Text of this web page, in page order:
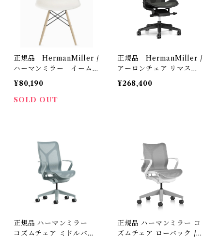
正規品 HermanMiller /
ハーマンミラー イームズ
プラスチックシェルサイド
チェア（型番：DSW. BK
ULZFE8）
¥80,190
SOLD OUT
正規品 HermanMiller /
アーロンチェア リマスタ
ード Bサイズ グラファイ
トカラー グラファイトベ
¥268,400
正規品 ハーマンミラー
コズムチェア ミドルバッ
正規品 ハーマンミラー コ
ズムチェア ローバック /